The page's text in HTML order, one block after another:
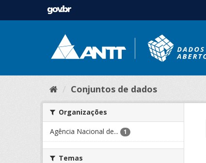
Conjuntos de dados
Organizações
Agência Nacional de... 1
Temas